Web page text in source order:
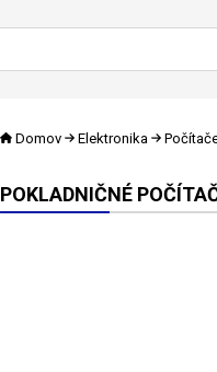
Domov Elektronika
POKLADNIČNÉ